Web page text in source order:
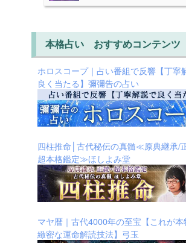
本格占い おすすめコンテンツ
ホロスコープ｜占い番組で反響【丁寧
良く当たる】彌彌告の占い
四柱推命│古代秘伝の真髄≪原典継承/
超本格鑑定≫ほしよみ堂
マヤ暦｜古代4000年の至宝【これが
緻密な運命解読技法】弓玉